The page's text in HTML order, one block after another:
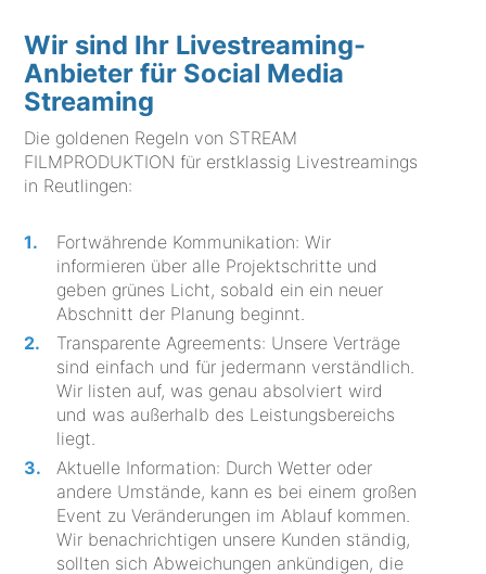
Wir sind Ihr Livestreaming-
Anbieter für Social Media
Streaming
Die goldenen Regeln von STREAM
FILMPRODUKTION für erstklassig Livestreamings
in Reutlingen:
Fortwährende Kommunikation: Wir
informieren über alle Projektschritte und
geben grünes Licht, sobald ein ein neuer
Abschnitt der Planung beginnt.
Transparente Agreements: Unsere Verträge
sind einfach und für jedermann verständlich.
Wir listen auf, was genau absolviert wird
und was außerhalb des Leistungsbereichs
liegt.
Aktuelle Information: Durch Wetter oder
andere Umstände, kann es bei einem großen
Event zu Veränderungen im Ablauf kommen.
Wir benachrichtigen unsere Kunden ständig,
sollten sich Abweichungen ankündigen, die